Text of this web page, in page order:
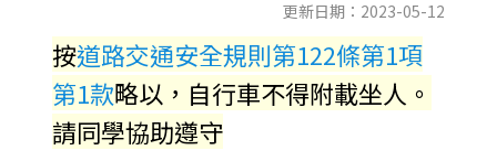
更新日期：2023-05-12
按道路交通安全規則第122條第1項
第1款略以，自行車不得附載坐人。
請同學協助遵守